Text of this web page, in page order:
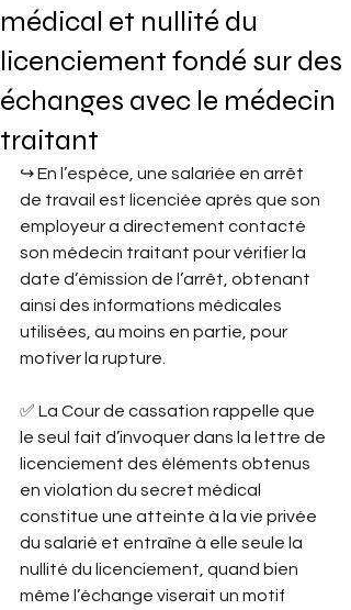
médical et nullité du
licenciement fondé sur des
échanges avec le médecin
traitant
↪︎ En l’espèce, une salariée en arrêt
de travail est licenciée après que son
employeur a directement contacté
son médecin traitant pour vérifier la
date d’émission de l’arrêt, obtenant
ainsi des informations médicales
utilisées, au moins en partie, pour
motiver la rupture.
✅ La Cour de cassation rappelle que
le seul fait d’invoquer dans la lettre de
licenciement des éléments obtenus
en violation du secret médical
constitue une atteinte à la vie privée
du salarié et entraîne à elle seule la
nullité du licenciement, quand bien
même l’échange viserait un motif